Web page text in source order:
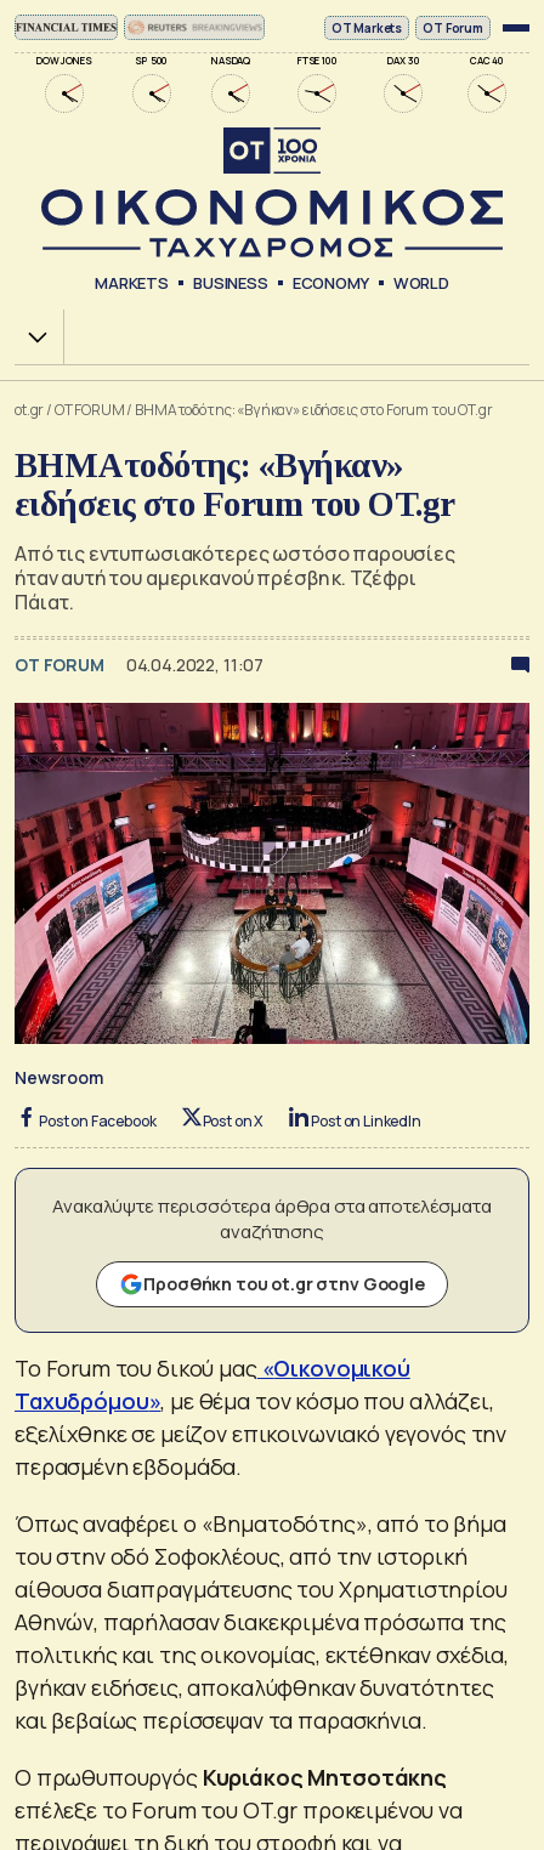
DOW JONES SP 500 NASDAQ FTSE 100 DAX 30 CAC 40
ΟΤ Markets OT Forum
MARKETS BUSINESS ECONOMY WORLD
Χ.Α.
ot.gr/OT FORUM/ ΒΗΜΑτοδότης: «Βγήκαν» ειδήσεις στο Forum του OT.gr
ΒΗΜΑτοδότης: «Βγήκαν»
ειδήσεις στο Forum του OT.gr
Από τις εντυπωσιακότερες ωστόσο παρουσίες
ήταν αυτή του αμερικανού πρέσβη κ. Τζέφρι
Πάιατ.
OT FORUM 04.04.2022, 11:07
Newsroom
Post on Facebook Post on X Post on LinkedIn
Ανακαλύψτε περισσότερα άρθρα στα αποτελέσματα
αναζήτησης
Προσθήκη του ot.gr στην Google
Το Forum του δικού μας«Οικονομικού
Ταχυδρόμου», με θέμα τον κόσμο που αλλάζει,
εξελίχθηκε σε μείζον επικοινωνιακό γεγονός την
περασμένη εβδομάδα.
Όπως αναφέρει ο «Βηματοδότης», από το βήμα
του στην οδό Σοφοκλέους, από την ιστορική
αίθουσα διαπραγμάτευσης του Χρηματιστηρίου
Αθηνών, παρήλασαν διακεκριμένα πρόσωπα της
πολιτικής και της οικονομίας, εκτέθηκαν σχέδια,
βγήκαν ειδήσεις, αποκαλύφθηκαν δυνατότητες
και βεβαίως περίσσεψαν τα παρασκήνια.
Ο πρωθυπουργός Κυριάκος Μητσοτάκης
επέλεξε το Forum του OT.gr προκειμένου να
περιγράψει τη δική του στροφή και να